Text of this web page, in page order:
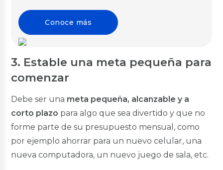
Pago de servicios
Tarjetas de Crédito
Nuestras Tarjetas
Avance de Efectivo
Promociones
Seguros
Canjea tus Millas
Conoce más
3. Estable una meta pequeña para
comenzar
Debe ser una meta pequeña, alcanzable y a
corto plazo para algo que sea divertido y que no
forme parte de su presupuesto mensual, como
por ejemplo ahorrar para un nuevo celular, una
nueva computadora, un nuevo juego de sala, etc.